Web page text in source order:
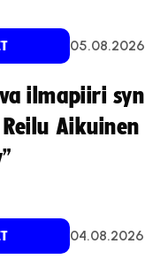
05.08.2026
ilmapiiri
Reilu
04.08.2026